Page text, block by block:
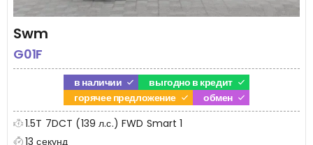
Swm
G01F
в наличии
выгодно в кредит
горячее предложение
обмен
1.5T 7DCT (139 л.с.) FWD Smart 1
13 секунд